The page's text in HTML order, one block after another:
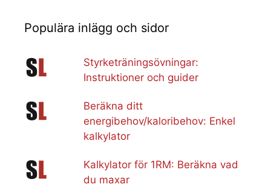
Populära inlägg och sidor
Styrketräningsövningar:
Instruktioner och guider
Beräkna ditt
energibehov/kaloribehov: Enkel
kalkylator
Kalkylator för 1RM: Beräkna vad
du maxar